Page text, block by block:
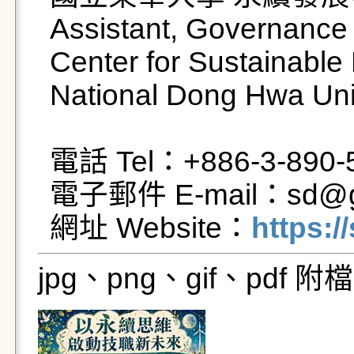
Assistant,
Center for Sustainable
National Dong Hwa
電話 Tel：+886-3-
電子郵件 E-mail：
網址 Website：
jpg、png、gif、pdf 附